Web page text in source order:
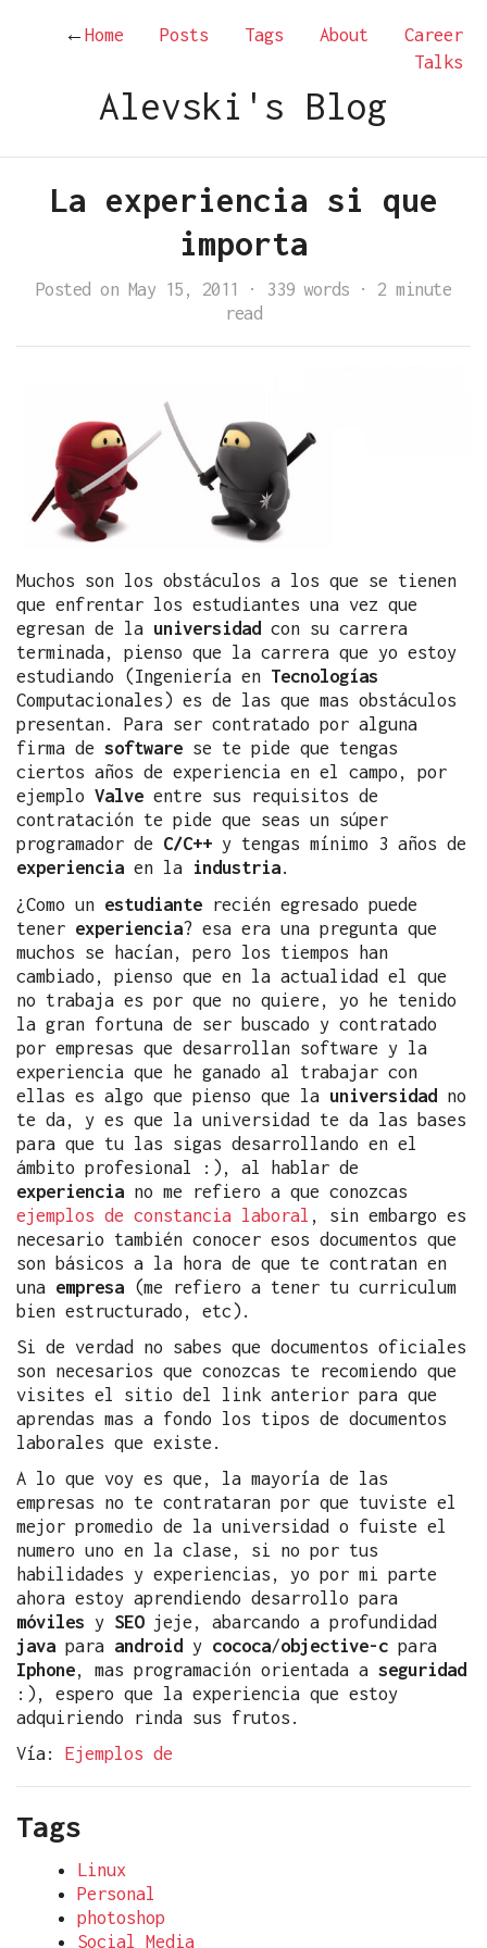
←Home Posts Tags About
Career
Talks
Alevski's Blog
La experiencia si que
importa
Posted on May 15, 2011 · 339 words · 2 minute
read
Muchos son los obstáculos a los que se tienen
que enfrentar los estudiantes una vez que
egresan de la universidad con su carrera
terminada, pienso que la carrera que yo estoy
estudiando (Ingeniería en Tecnologías
Computacionales) es de las que mas obstáculos
presentan. Para ser contratado por alguna
firma de software se te pide que tengas
ciertos años de experiencia en el campo, por
ejemplo Valve entre sus requisitos de
contratación te pide que seas un súper
programador de C/C++ y tengas mínimo 3 años de
experiencia en la industria.
¿Como un estudiante recién egresado puede
tener experiencia? esa era una pregunta que
muchos se hacían, pero los tiempos han
cambiado, pienso que en la actualidad el que
no trabaja es por que no quiere, yo he tenido
la gran fortuna de ser buscado y contratado
por empresas que desarrollan software y la
experiencia que he ganado al trabajar con
ellas es algo que pienso que la universidad no
te da, y es que la universidad te da las bases
para que tu las sigas desarrollando en el
ámbito profesional :), al hablar de
experiencia no me refiero a que conozcas
ejemplos de constancia laboral , sin embargo es
necesario también conocer esos documentos que
son básicos a la hora de que te contratan en
una empresa (me refiero a tener tu curriculum
bien estructurado, etc).
Si de verdad no sabes que documentos oficiales
son necesarios que conozcas te recomiendo que
visites el sitio del link anterior para que
aprendas mas a fondo los tipos de documentos
laborales que existe.
A lo que voy es que, la mayoría de las
empresas no te contrataran por que tuviste el
mejor promedio de la universidad o fuiste el
numero uno en la clase, si no por tus
habilidades y experiencias, yo por mi parte
ahora estoy aprendiendo desarrollo para
móviles y SEOjeje, abarcando a profundidad
java para android y cococa/objective-c para
Iphone, mas programación orientada a seguridad
:), espero que la experiencia que estoy
adquiriendo rinda sus frutos.
Vía: Ejemplos de
Tags
Linux
Personal
photoshop
Social Media